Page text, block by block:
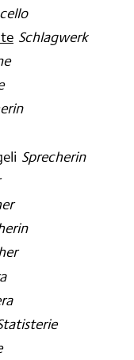
: Schlagwerk
: Sprecherin